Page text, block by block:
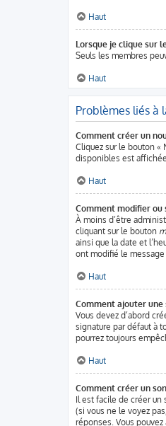
Haut
Lorsque je clique sur
Seuls les membres
Haut
Problèmes liés à
Comment créer un
Cliquez sur le bouton «
disponibles est
Haut
Comment modifier ou
À moins d’être
cliquant sur le bouton
ainsi que la date et
ont modifié le
Haut
Comment ajouter une
Vous devez d’abord
signature par défaut à
pourrez toujours
Haut
Comment créer un
Il est facile de créer un
(si vous ne le voyez
réponses. Vous